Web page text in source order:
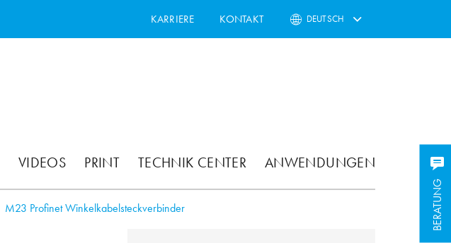
KARRIERE KONTAKT DEUTSCH
VIDEOS PRINT TECHNIK CENTER ANWENDUNGEN
BERATUNG
M23 Profinet Winkelkabelsteckverbinder